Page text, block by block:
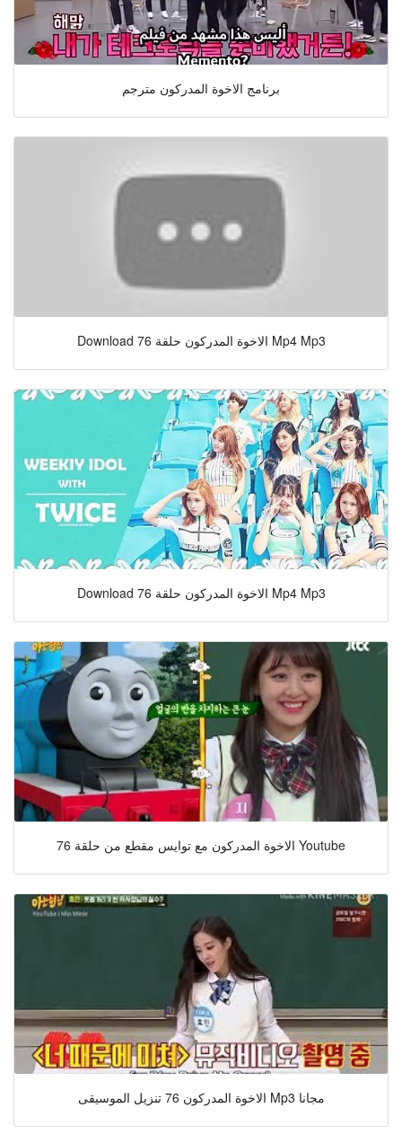
برنامج الاخوة المدركون مترجم
Download الاخوة المدركون حلقة 76 Mp4 Mp3
Download الاخوة المدركون حلقة 76 Mp4 Mp3
الاخوة المدركون مع توايس مقطع من حلقة 76 Youtube
الاخوة المدركون 76 تنزيل الموسيقى Mp3 مجانا